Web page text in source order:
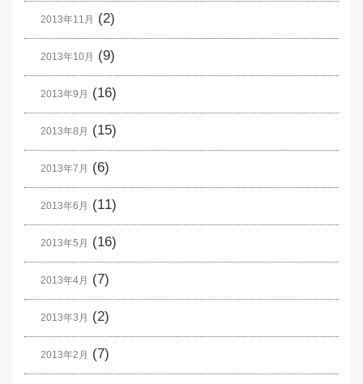
2013年11月 (2)
2013年10月 (9)
2013年9月 (16)
2013年8月 (15)
2013年7月 (6)
2013年6月 (11)
2013年5月 (16)
2013年4月 (7)
2013年3月 (2)
2013年2月 (7)